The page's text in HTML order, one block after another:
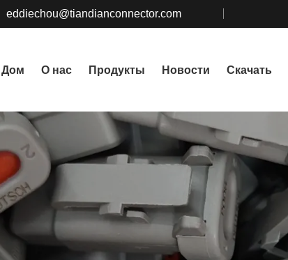
eddiechou@tiandianconnector.com
Дом О нас Продукты Новости Скачать